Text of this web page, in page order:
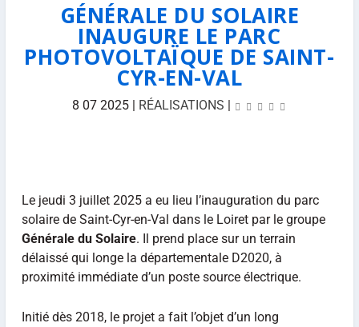
GÉNÉRALE DU SOLAIRE
INAUGURE LE PARC
PHOTOVOLTAÏQUE DE SAINT-
CYR-EN-VAL
8 07 2025| RÉALISATIONS |
Le jeudi 3 juillet 2025 a eu lieu l’inauguration du parc
solaire de Saint-Cyr-en-Val dans le Loiret par le groupe
Générale du Solaire. Il prend place sur un terrain
délaissé qui longe la départementale D2020, à
proximité immédiate d’un poste source électrique.
Initié dès 2018, le projet a fait l’objet d’un long